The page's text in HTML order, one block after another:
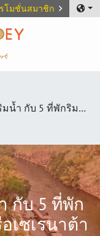
โมชั่นสมาชิก
น้ำกาญจนบุรีในเครือเซเรนาต้า
กับ 5 ที่พัก
เซเรนาต้า